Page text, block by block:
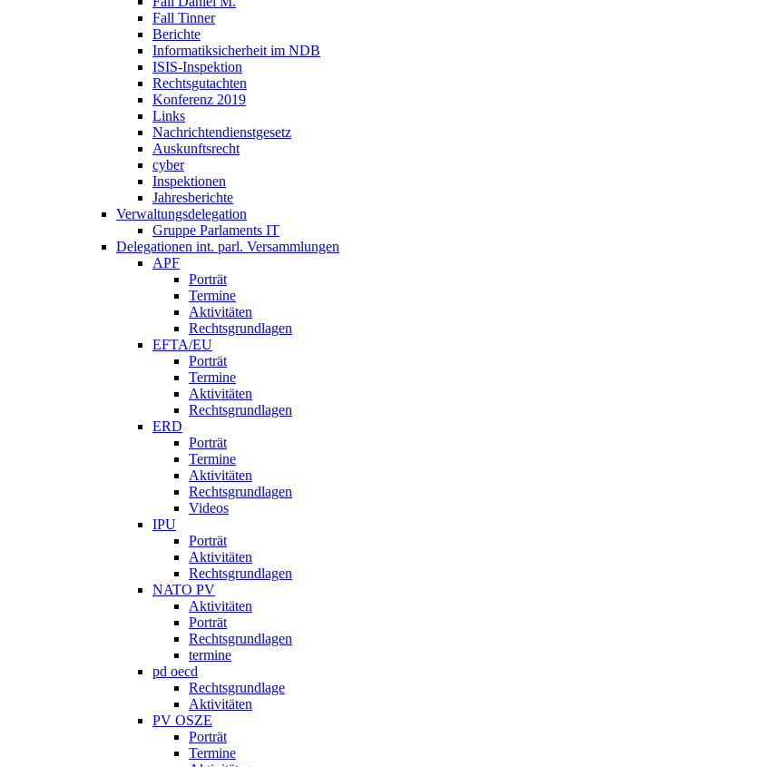
Fall Tinner
Berichte
Informatiksicherheit ­im NDB
ISIS-Inspektion
Rechtsgutachten
Konferenz 2019
Links
Nachrichtendienstgesetz
Auskunftsrecht
cyber
Inspektionen
Jahresberichte
Verwaltungsdelegation
Gruppe Parlaments IT
Delegationen int. parl. Versammlungen
APF
Porträt
Termine
Aktivitäten
Rechtsgrundlagen
EFTA/EU
Porträt
Termine
Aktivitäten
Rechtsgrundlagen
ERD
Porträt
Termine
Aktivitäten
Rechtsgrundlagen
Videos
IPU
Porträt
Aktivitäten
Rechtsgrundlagen
NATO PV
Aktivitäten
Porträt
Rechtsgrundlagen
termine
pd oecd
Rechtsgrundlage
Aktivitäten
PV OSZE
Porträt
Termine